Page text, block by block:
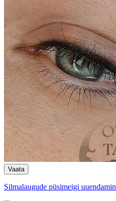
Silmalaugude püsimeigi